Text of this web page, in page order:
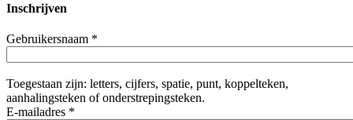
Inschrijven
Gebruikersnaam *
Toegestaan zijn: letters, cijfers, spatie, punt, koppelteken,
aanhalingsteken of onderstrepingsteken.
E-mailadres *